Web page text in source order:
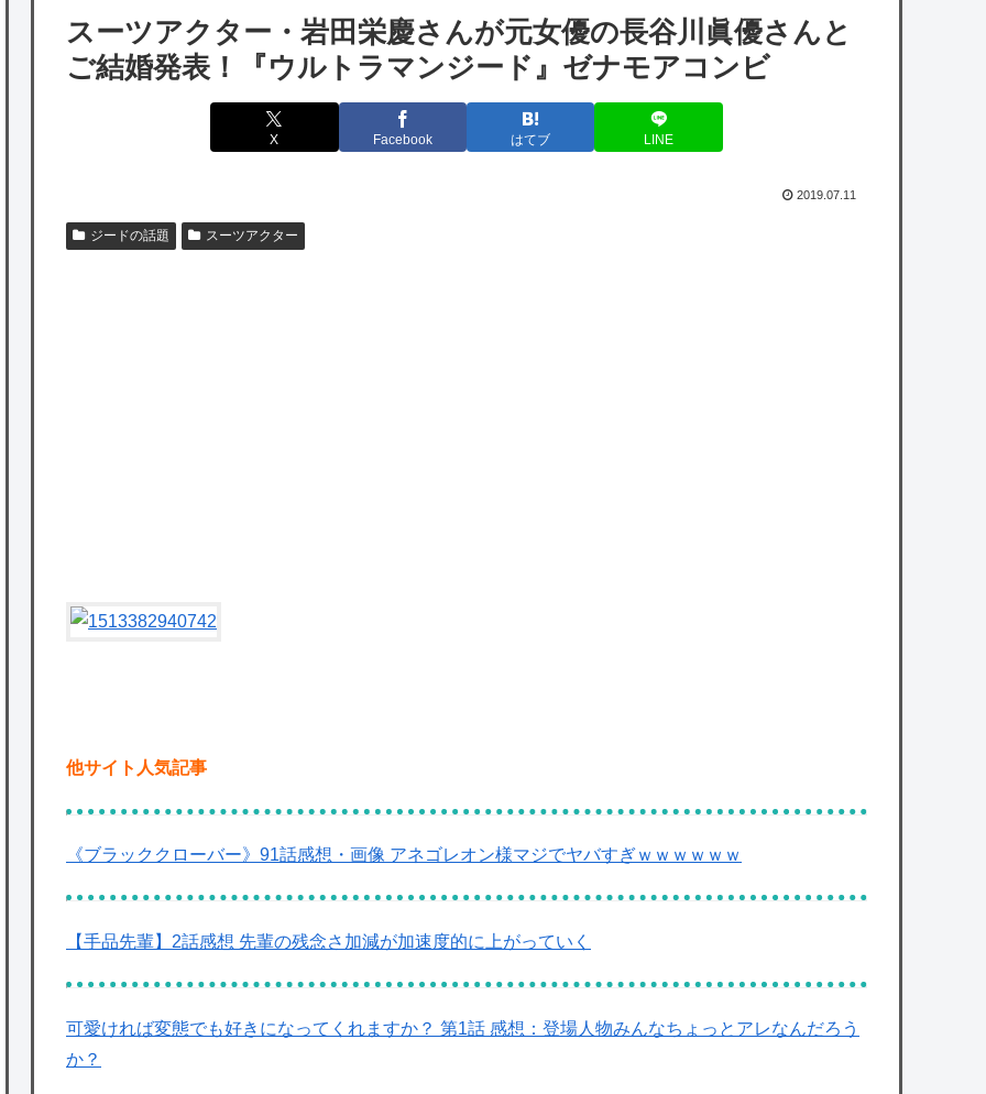
のは韓国人である理由がこちら…」→「日本
も感謝してるらしい…（ﾌﾞﾙﾌﾞﾙ」＝韓国の反
海外「日本よ、お前がナンバーワンだ」 熊
衝撃
別課題消化時は別として
くて良かった…
【艦これ】みんなもう終わってそうだから聞
くんだけど E3-2ってサブの穴が空いてないダ
イハツ駆逐並べて 高速＋とかしてるとアホほ
スーツアクター・岩田栄慶さんが元女優の長谷川眞優さんと
ご結婚発表！『ウルトラマンジード』ゼナモアコンビ
X Facebook はてブ LINE
2019.07.11
ジードの話題 スーツアクター
他サイト人気記事
《ブラッククローバー》91話感想・画像 アネゴレオン様マジでヤバすぎｗｗｗｗｗｗ
【手品先輩】2話感想 先輩の残念さ加減が加速度的に上がっていく
可愛ければ変態でも好きになってくれますか？ 第1話 感想：登場人物みんなちょっとアレなんだろう
か？